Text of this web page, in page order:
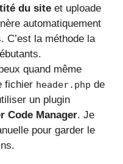
du site et uploade
automatiquement
C’est la méthode la
quand même
fichier header.php de
un plugin
Code Manager. Je
pour garder le